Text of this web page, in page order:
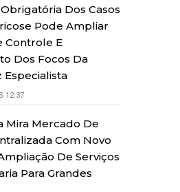
Dos Casos
Pode Ampliar
Controle E
Dos Focos Da
Especialista
12:37
Mira Mercado De
Com Novo
De Serviços
Para Grandes